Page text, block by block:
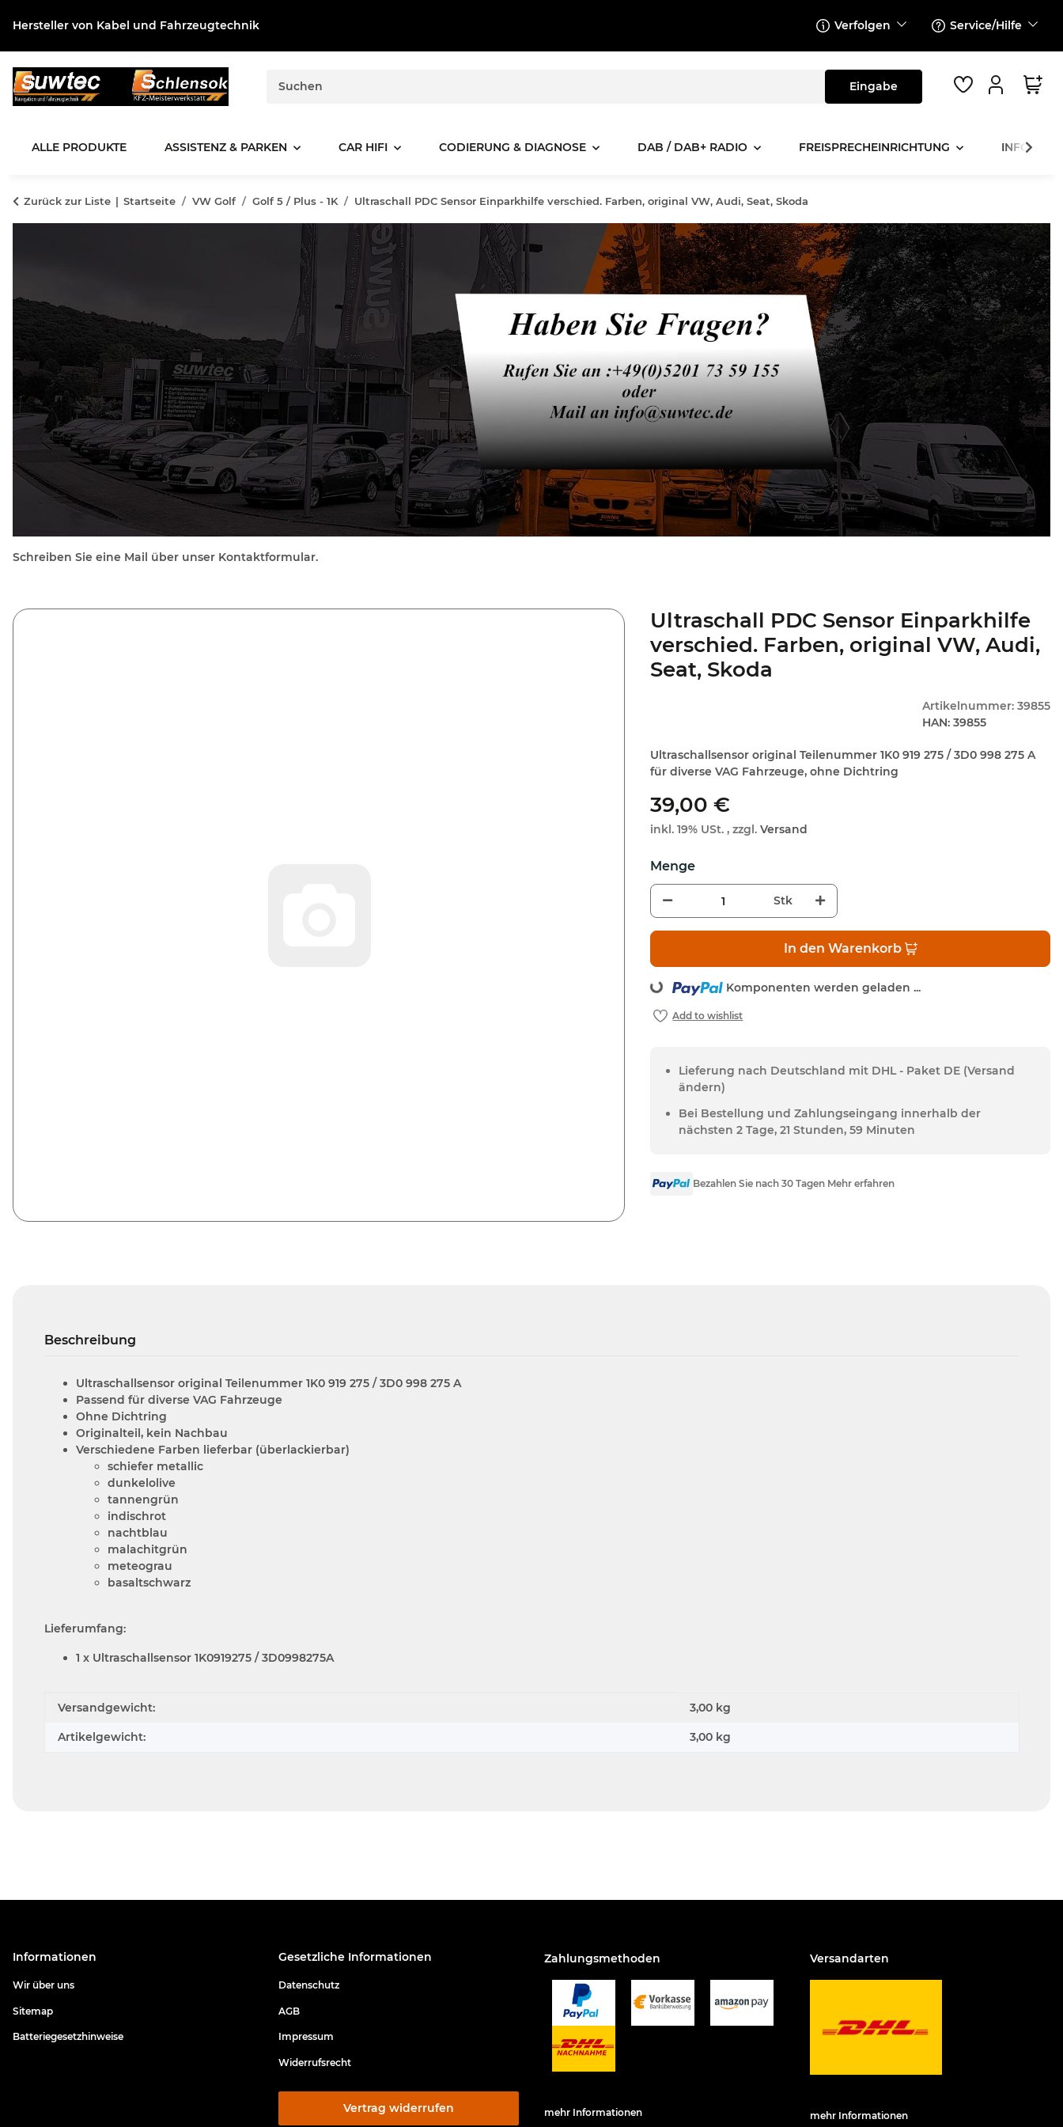
Hersteller von Kabel und Fahrzeugtechnik Verfolgen Service/Hilfe
ALLE PRODUKTE ASSISTENZ & PARKEN CAR HIFI CODIERUNG & DIAGNOSE DAB / DAB+ RADIO FREISPRECHEINRICHTUNG
Zurück zur Liste Startseite VW Golf Golf 5 / Plus - 1K Ultraschall PDC Sensor Einparkhilfe verschied. Farben, original VW, Audi, Seat, Skoda
Schreiben Sie eine Mail über unser Kontaktformular.
Ultraschall PDC Sensor Einparkhilfe
verschied. Farben, original VW, Audi,
Seat, Skoda
Artikelnummer: 39855
HAN: 39855
Ultraschallsensor original Teilenummer 1K0 919 275 / 3D0 998 275 A
für diverse VAG Fahrzeuge, ohne Dichtring
39,00 €
inkl. 19% USt. , zzgl.Versand
Stk
In den Warenkorb
Loading... Komponenten werden geladen ...
Lieferung nach Deutschland mit DHL - Paket DE (Versand
ändern)
Bei Bestellung und Zahlungseingang innerhalb der
nächsten 2 Tage, 21 Stunden, 59 Minuten
Bezahlen Sie nach 30 Tagen Mehr erfahren
Beschreibung
Ultraschallsensor original Teilenummer 1K0 919 275 / 3D0 998 275 A
Passend für diverse VAG Fahrzeuge
Ohne Dichtring
Originalteil, kein Nachbau
Verschiedene Farben lieferbar (überlackierbar)
schiefer metallic
dunkelolive
tannengrün
indischrot
nachtblau
malachitgrün
meteograu
basaltschwarz
Lieferumfang:
1 x Ultraschallsensor 1K0919275 / 3D0998275A
Produkteigenschaft
Wert
Versandgewicht: 3,00 kg
Artikelgewicht: 3,00 kg
Informationen
Wir über uns
Sitemap
Batteriegesetzhinweise
Gesetzliche Informationen
Datenschutz
AGB
Impressum
Widerrufsrecht
Vertrag widerrufen
Zahlungsmethoden
mehr Informationen
Versandarten
mehr Informationen